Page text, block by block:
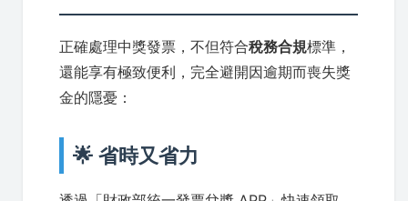
正確處理中獎發票，不但符合稅務合規標準，
還能享有極致便利，完全避開因逾期而喪失獎
金的隱憂：
🌟 省時又省力